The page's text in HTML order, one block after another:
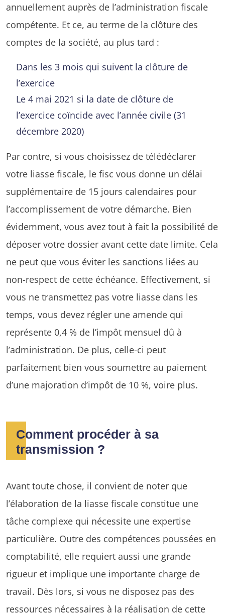
annuellement auprès de l’administration fiscale
compétente. Et ce, au terme de la clôture des
comptes de la société, au plus tard :
Dans les 3 mois qui suivent la clôture de
l’exercice
Le 4 mai 2021 si la date de clôture de
l’exercice coïncide avec l’année civile (31
décembre 2020)
Par contre, si vous choisissez de télédéclarer
votre liasse fiscale, le fisc vous donne un délai
supplémentaire de 15 jours calendaires pour
l’accomplissement de votre démarche. Bien
évidemment, vous avez tout à fait la possibilité de
déposer votre dossier avant cette date limite. Cela
ne peut que vous éviter les sanctions liées au
non-respect de cette échéance. Effectivement, si
vous ne transmettez pas votre liasse dans les
temps, vous devez régler une amende qui
représente 0,4 % de l’impôt mensuel dû à
l’administration. De plus, celle-ci peut
parfaitement bien vous soumettre au paiement
d’une majoration d’impôt de 10 %, voire plus.
Comment procéder à sa
transmission ?
Avant toute chose, il convient de noter que
l’élaboration de la liasse fiscale constitue une
tâche complexe qui nécessite une expertise
particulière. Outre des compétences poussées en
comptabilité, elle requiert aussi une grande
rigueur et implique une importante charge de
travail. Dès lors, si vous ne disposez pas des
ressources nécessaires à la réalisation de cette